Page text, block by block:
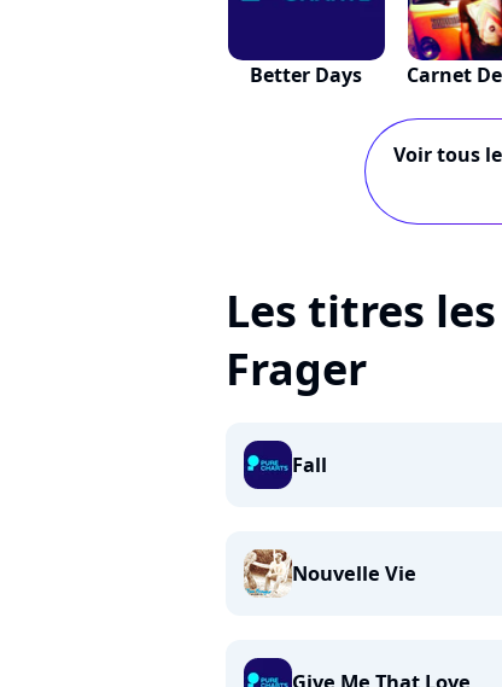
Better Days Carnet
Voir tous
Les titres
Frager
Fall
Nouvelle Vie